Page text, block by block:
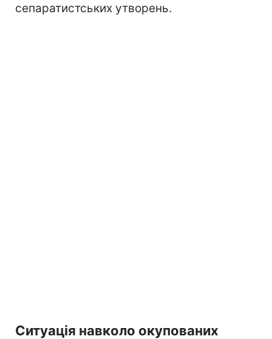
сепаратистських утворень.
Ситуація навколо окупованих